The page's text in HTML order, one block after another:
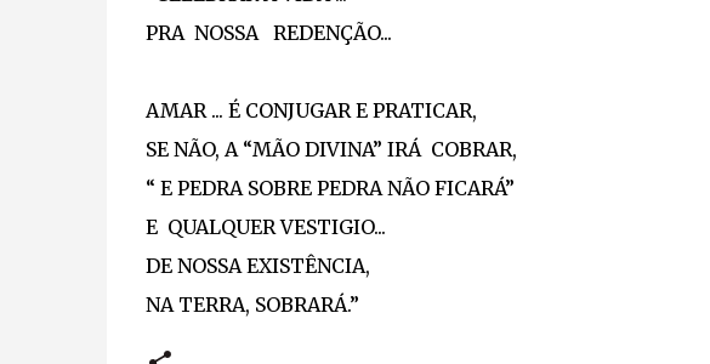
PRA NOSSA REDENÇÃO...
AMAR ... É CONJUGAR E PRATICAR,
SE NÃO, A “MÃO DIVINA” IRÁ COBRAR,
“ E PEDRA SOBRE PEDRA NÃO FICARÁ”
E QUALQUER VESTIGIO...
DE NOSSA EXISTÊNCIA,
NA TERRA, SOBRARÁ.”